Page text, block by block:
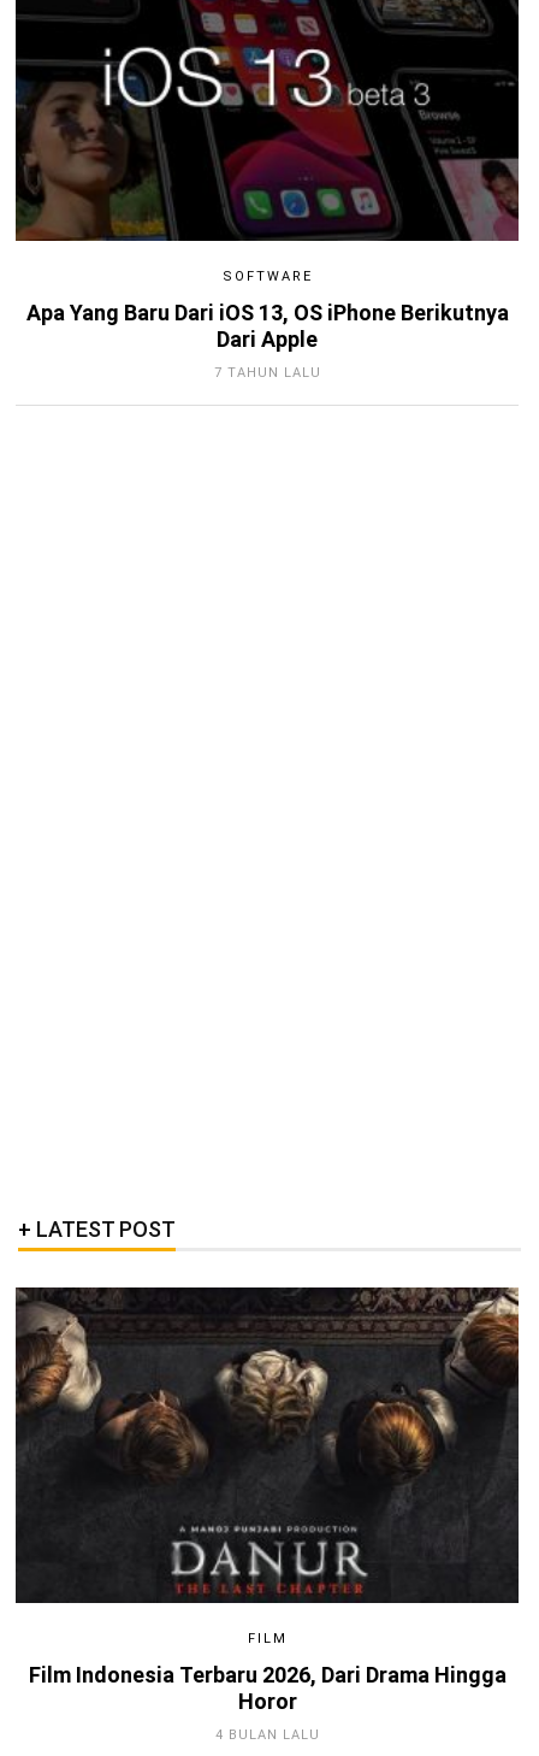
SOFTWARE
Apa Yang Baru Dari iOS 13, OS iPhone Berikutnya
Dari Apple
7 TAHUN LALU
LATEST POST
FILM
Film Indonesia Terbaru 2026, Dari Drama Hingga
Horor
4 BULAN LALU